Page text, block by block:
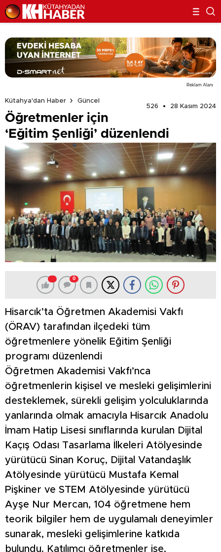
Reklam Alanı
Kütahya'dan Haber
Güncel
526
28 Kasım 2024
Öğretmenler için
‘Eğitim Şenliği’ düzenlendi
0
Hisarcık’ta Öğretmen Akademisi Vakfı
(ÖRAV) tarafından ilçedeki tüm
öğretmenlere yönelik Eğitim Şenliği
programı düzenlendi
Öğretmen Akademisi Vakfı’nca
öğretmenlerin kişisel ve mesleki gelişimlerini
desteklemek, sürekli gelişim yolculuklarında
yanlarında olmak amacıyla Hisarcık Anadolu
İmam Hatip Lisesi sınıflarında kurulan Dijital
Kaçış Odası Tasarlama İlkeleri Atölyesinde
yürütücü Sinan Koruç, Dijital Vatandaşlık
Atölyesinde yürütücü Mustafa Kemal
Pişkiner ve STEM Atölyesinde yürütücü
Ayşe Nur Mercan, 104 öğretmene hem
teorik bilgiler hem de uygulamalı deneyimler
sunarak, mesleki gelişimlerine katkıda
bulundu. Katılımcı öğretmenler ise,